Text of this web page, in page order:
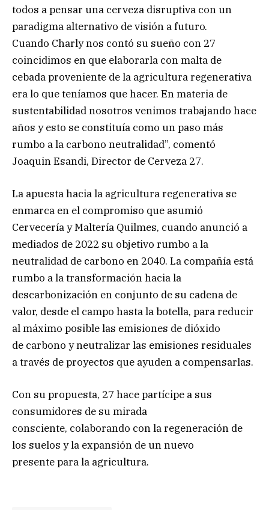
todos a pensar una cerveza disruptiva con un
paradigma alternativo de visión a futuro.
Cuando Charly nos contó su sueño con 27
coincidimos en que elaborarla con malta de
cebada proveniente de la agricultura regenerativa
era lo que teníamos que hacer. En materia de
sustentabilidad nosotros venimos trabajando hace
años y esto se constituía como un paso más
rumbo a la carbono neutralidad”, comentó
Joaquin Esandi, Director de Cerveza 27.
La apuesta hacia la agricultura regenerativa se
enmarca en el compromiso que asumió
Cervecería y Maltería Quilmes, cuando anunció a
mediados de 2022 su objetivo rumbo a la
neutralidad de carbono en 2040. La compañía está
rumbo a la transformación hacia la
descarbonización en conjunto de su cadena de
valor, desde el campo hasta la botella, para reducir
al máximo posible las emisiones de dióxido
de carbono y neutralizar las emisiones residuales
a través de proyectos que ayuden a compensarlas.
Con su propuesta, 27 hace partícipe a sus
consumidores de su mirada
consciente, colaborando con la regeneración de
los suelos y la expansión de un nuevo
presente para la agricultura.